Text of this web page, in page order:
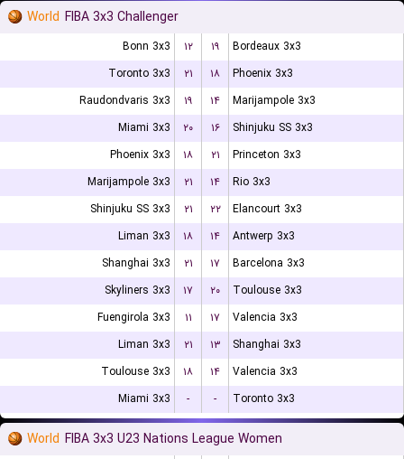
World FIBA 3x3 Challenger
Bonn 3x3 ۱۲ ۱۹
Bordeaux 3x3
Toronto 3x3
۲۱ ۱۸
Phoenix 3x3
Raudondvaris 3x3
۱۹ ۱۴
Marijampole 3x3
Miami 3x3
۲۰ ۱۶
Shinjuku SS 3x3
Phoenix 3x3
۱۸ ۲۱
Princeton 3x3
Marijampole 3x3
۲۱ ۱۴
Rio 3x3
Shinjuku SS 3x3
۲۱ ۲۲
Elancourt 3x3
Liman 3x3
۱۸ ۱۴
Antwerp 3x3
Shanghai 3x3
۲۱ ۱۷
Barcelona 3x3
Skyliners 3x3
۱۷ ۲۰
Toulouse 3x3
Fuengirola 3x3
۱۱ ۱۷
Valencia 3x3
Liman 3x3
۲۱ ۱۳
Shanghai 3x3
Toulouse 3x3
۱۸ ۱۴
Valencia 3x3
Miami 3x3
- - Toronto 3x3
World FIBA 3x3 U23 Nations League Women